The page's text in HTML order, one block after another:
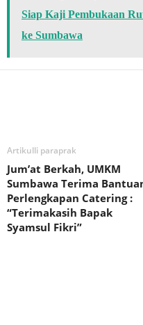
Siap Kaji Pembukaan
ke Sumbawa
Artikulli paraprak
Jum’at Berkah, UMKM
Sumbawa Terima
Perlengkapan Catering :
“Terimakasih Bapak
Syamsul Fikri”